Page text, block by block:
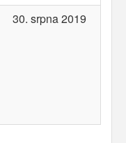
30. srpna 2019